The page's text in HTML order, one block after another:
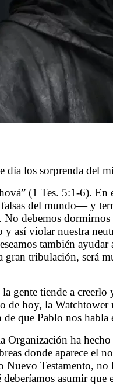
día los sorprenda del
(1 Tes. 5:1-6).
del mundo— y
debemos
así violar nuestra
también
gran tribulación, será
gente tiende a
hoy, la
que Pablo nos
ha
donde aparece
Testamento,
asumir